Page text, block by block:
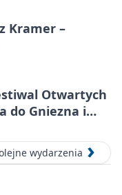
Kramer –
Otwartych
do Gniezna i
wydarzenia